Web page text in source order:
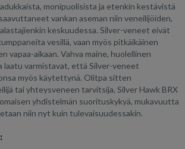
monipuolisista ja etenkin kestävistä
vankan aseman niin veneilijöiden,
keskuudessa. Silver-veneet eivät
vesillä, vaan myös pitkäikäinen
vapaa-aikaan. Vahva maine, huolellinen
laatu varmistavat, että Silver-veneet
myös käytettynä. Olitpa sitten
tai yhteysveneen tarvitsija, Silver Hawk BRX
yhdistelmän suorituskykyä, mukavuutta
niin nyt kuin tulevaisuudessakin.